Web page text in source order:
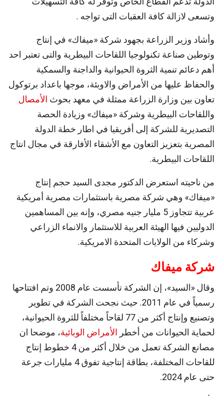
وتسعى لازالة كافة العقبات التى تواجه .
وأشاد وزير الزراعة بجهود شركة «ميفاك» في إنتاج
وتوطين صناعة تكنولوجيا اللقاحات البيطرية والتى تعتبر احد
أهم دعائم تنمية الثروة الحيوانية والداجنة والسمكية
والحفاظ عليها من الأمراض والاوبئة، موجها باعداد برتوكول
تعاون بين وزارة الزراعة ممثلة في معهد بحوث الأمصال
واللقاحات البيطرية وشركة «ميفاك» وزيادة الحصة
التصديرية للشركة إلى أفريقيا في اطار خطة الدولة
المصرية بتعزيز التعاون مع الأشقاء الأفارقة في مجال انتاج
اللقاحات البيطرية.
من ناحيته استعرض الدكتور مجدى السيد حجم إنتاج
«ميفاك» وهي شركة مصرية باستثمارات مصرية أمريكية
عربية تتجاوز 5 مليار جنيه مصري، وإنه بين المساهمين
الدوليين فيها الهيئة العربية للاستثمار والانماء الزراعي
وشركاء من الولايات المتحدة الامريكية.
شركة ميفاك
وقال «السيد»، إن الشركة تأسست عام 2008 وتم افتتاحها
رسمياً في عام 2011. حيث نجحت الشركة في تطوير
وتصنيع وإنتاج أكثر من 77 لقاحاً مختلفاً للثروة الحيوانية،
لحماية الحيوانات من أخطر الأمراض الوبائية، موضحا ان
مصانع الشركة تعمل من خلال أكثر من 4 خطوط إنتاج
للقاحات المختلفة، بطاقة إنتاجية تفوق 4 مليارات جرعة
حتى عام 2024.